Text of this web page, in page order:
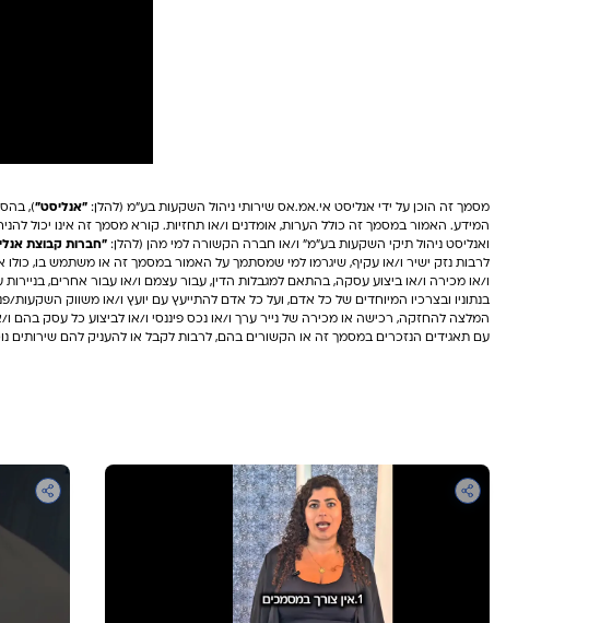
מסמך זה הוכן על ידי אנליסט אי.אמ.אס שירותי ניהול השקעות בע"מ (להלן: "אנליסט"),
המידע. האמור במסמך זה כולל הערות, אומדנים ו/או תחזיות. קורא מסמך זה אינו יכול
ואנליסט ניהול תיקי השקעות בע"מ" ו/או חברה הקשורה למי מהן (להלן: "חברות קבוצת
לרבות נזק ישיר ו/או עקיף, שיגרמו למי שמסתמך על האמור במסמך זה או משתמש בו, כולו
ו/או מכירה ו/או ביצוע עסקה, בהתאם למגבלות הדין, עבור עצמם ו/או עבור אחרים,
בנתוניו ובצרכיו המיוחדים של כל אדם, ועל כל אדם להתייעץ עם יועץ ו/או משווק השקעות/
המלצה להחזקה, רכישה או מכירה של נייר ערך ו/או נכס פיננסי ו/או לביצוע כל עסק בהם
עם תאגידים הנזכרים במסמך זה או הקשורים בהם, לרבות לקבל או להעניק להם שירותים